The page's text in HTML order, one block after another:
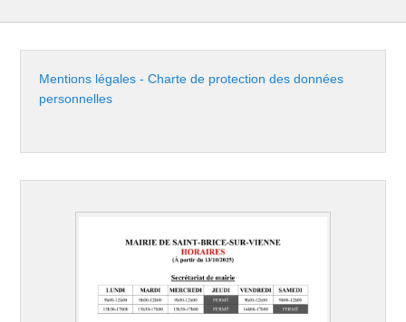
Mentions légales - Charte de protection des données
personnelles